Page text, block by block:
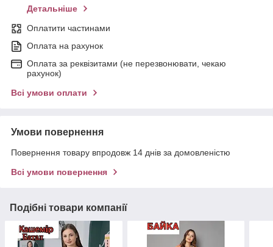
Детальніше
Оплатити частинами
Оплата на рахунок
Оплата за реквізитами (не перезвонювати, чекаю
рахунок)
Всі умови оплати
Умови повернення
Повернення товару впродовж 14 днів за домовленістю
Всі умови повернення
Подібні товари компанії